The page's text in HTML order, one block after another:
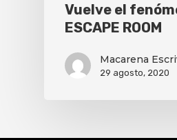
Vuelve el
ESCAPE ROOM
Macarena
29 agosto, 2020